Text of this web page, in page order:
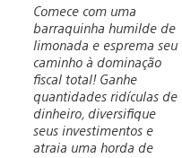
Comece com uma
barraquinha humilde de
limonada e esprema seu
caminho à dominação
fiscal total! Ganhe
quantidades ridículas de
dinheiro, diversifique
seus investimentos e
atraia uma horda de